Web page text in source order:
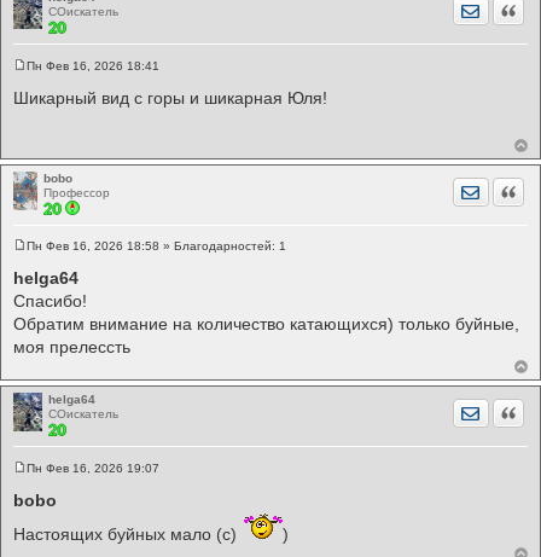
СОискатель
о
о
н
и
е
Пн Фев 16, 2026 18:41
Шикарный вид с горы и шикарная Юля!
bobo
Профессор
о
б
е
н
Пн Фев 16, 2026 18:58 » Благодарностей: 1
helga64
Спасибо!
Обратим внимание на количество катающихся) только буйные,
моя прелессть
helga64
СОискатель
о
щ
Пн Фев 16, 2026 19:07
bobo
Настоящих буйных мало (с)
)